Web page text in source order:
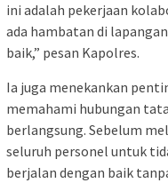
ini adalah pekerjaan
ada hambatan di
baik,” pesan Kapolres.
Ia juga menekankan
memahami hubungan
berlangsung. Sebelum
seluruh personel untuk
berjalan dengan baik